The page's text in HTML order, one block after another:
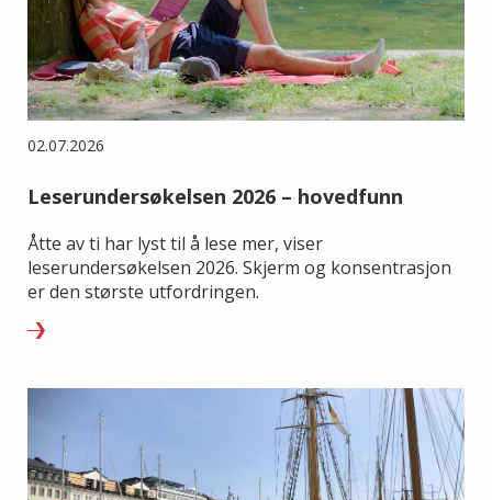
02.07.2026
Leserundersøkelsen 2026 – hovedfunn
Åtte av ti har lyst til å lese mer, viser
leserundersøkelsen 2026. Skjerm og konsentrasjon
er den største utfordringen.